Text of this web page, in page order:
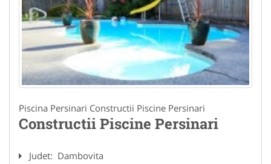
Piscina Persinari Constructii Piscine Persinari
Constructii Piscine Persinari
Judet: Dambovita